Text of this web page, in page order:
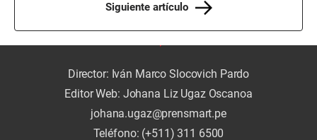
Siguiente artículo
Director: Iván Marco Slocovich Pardo
Editor Web: Johana Liz Ugaz Oscanoa
johana.ugaz@prensmart.pe
Teléfono: (+511) 311 6500